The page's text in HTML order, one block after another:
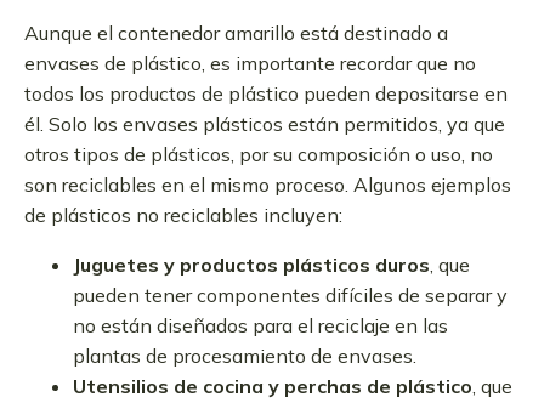
Aunque el contenedor amarillo está destinado a
envases de plástico, es importante recordar que no
todos los productos de plástico pueden depositarse en
él. Solo los envases plásticos están permitidos, ya que
otros tipos de plásticos, por su composición o uso, no
son reciclables en el mismo proceso. Algunos ejemplos
de plásticos no reciclables incluyen:
Juguetes y productos plásticos duros, que
pueden tener componentes difíciles de separar y
no están diseñados para el reciclaje en las
plantas de procesamiento de envases.
Utensilios de cocina y perchas de plástico, que